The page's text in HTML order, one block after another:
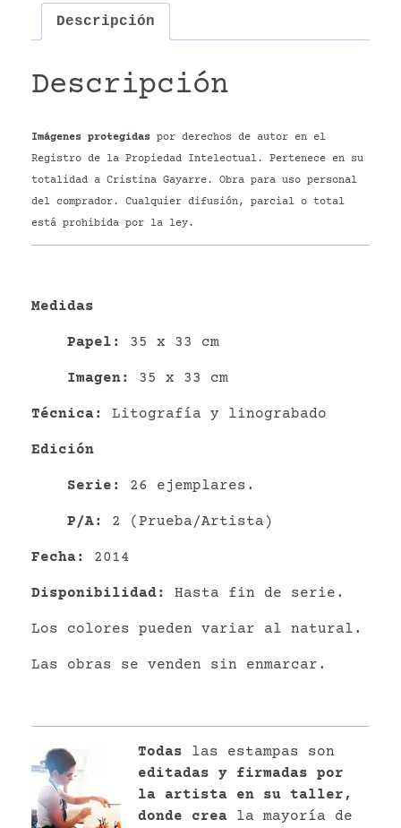
Descripción
Descripción
Imágenes protegidas por derechos de autor en el
Registro de la Propiedad Intelectual. Pertenece en su
totalidad a Cristina Gayarre. Obra para uso personal
del comprador. Cualquier difusión, parcial o total
está prohibida por la ley.
Medidas
Papel : 35 x 33 cm
Imagen: 35 x 33 cm
Técnica: Litografía y linograbado
Edición
Serie: 26 ejemplares.
P/A: 2 (Prueba/Artista)
Fecha: 2014
Disponibilidad: Hasta fin de serie.
Los colores pueden variar al natural.
Las obras se venden sin enmarcar.
Todas las estampas son
editadas y firmadas por
la artista en su taller,
donde crea la mayoría de